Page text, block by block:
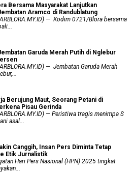
Bersama Masyarakat Lanjutkan
Aramco di Randublatung
— Kodim 0721/Blora bersama
Garuda Merah Putih di Nglebur
— Jembatan Garuda Merah
Berujung Maut, Seorang Petani di
Pisau Gerinda
— Peristiwa tragis menimpa S
asal...
Canggih, Insan Pers Diminta Tetap
Etik Jurnalistik
Hari Pers Nasional (HPN) 2025 tingkat